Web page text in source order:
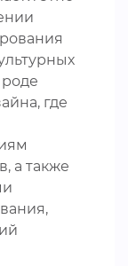
где
а также